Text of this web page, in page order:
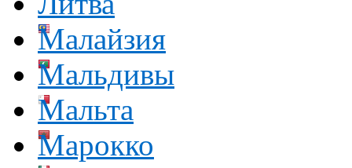
Малайзия
Мальдивы
Мальта
Марокко